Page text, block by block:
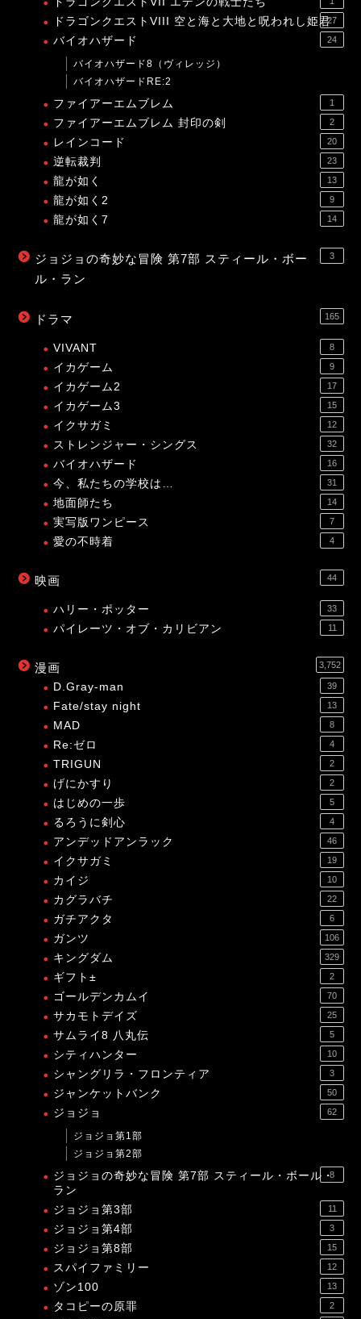
ドラゴンクエストVIII 空と海と大地と呪われし姫君27
バイオハザード 24
バイオハザード8（ヴィレッジ）
バイオハザードRE:2
ファイアーエムブレム 1
ファイアーエムブレム 封印の剣 2
レインコード 20
逆転裁判 23
龍が如く 13
龍が如く2 9
龍が如く7 14
ジョジョの奇妙な冒険 第7部 スティール・ボー
ル・ラン
3
ドラマ 165
VIVANT 8
イカゲーム 9
イカゲーム2 17
イカゲーム3 15
イクサガミ 12
ストレンジャー・シングス 32
バイオハザード 16
今、私たちの学校は… 31
地面師たち 14
実写版ワンピース 7
愛の不時着 4
映画 44
ハリー・ポッター 33
パイレーツ・オブ・カリビアン 11
漫画 3,752
D.Gray-man 39
Fate/stay night 13
MAD 8
Re:ゼロ 4
TRIGUN 2
げにかすり 2
はじめの一歩 5
るろうに剣心 4
アンデッドアンラック 46
イクサガミ 19
カイジ 10
カグラバチ 22
ガチアクタ 6
ガンツ 106
キングダム 329
ギフト± 2
ゴールデンカムイ 70
サカモトデイズ 25
サムライ8 八丸伝 5
シティハンター 10
シャングリラ・フロンティア 3
ジャンケットバンク 50
ジョジョ 62
ジョジョ第1部
ジョジョ第2部
ジョジョの奇妙な冒険 第7部 スティール・ボール・
ラン
8
ジョジョ第3部 11
ジョジョ第4部 3
ジョジョ第8部 15
スパイファミリー 12
ゾン100 13
タコピーの原罪 2